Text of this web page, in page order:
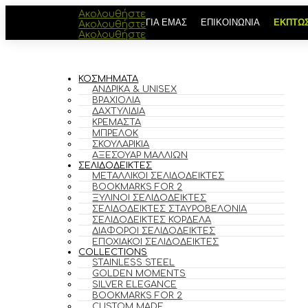
Ακολουθήστε
Ακολουθήστε
Ακολουθήστε
ΓΙΑ ΕΜΑΣ ΕΠΙΚΟΙΝΩΝΙΑ
ΚΟΣΜΗΜΑΤΑ
ΑΝΔΡΙΚΆ & UNISEX
ΒΡΑΧΙΌΛΙΑ
ΔΑΧΤΥΛΊΔΙΑ
ΚΡΕΜΑΣΤΆ
ΜΠΡΕΛΌΚ
ΣΚΟΥΛΑΡΊΚΙΑ
ΑΞΕΣΟΥΆΡ ΜΑΛΛΙΏΝ
ΣΕΛΙΔΟΔΕΙΚΤΕΣ
ΜΕΤΑΛΛΙΚΟΊ ΣΕΛΙΔΟΔΕΊΚΤΕΣ
BOOKMARKS FOR 2
ΞΎΛΙΝΟΙ ΣΕΛΙΔΟΔΕΊΚΤΕΣ
ΣΕΛΙΔΟΔΕΊΚΤΕΣ ΣΤΑΥΡΟΒΕΛΟΝΙΆ
ΣΕΛΙΔΟΔΕΊΚΤΕΣ ΚΟΡΔΈΛΑ
ΔΙΆΦΟΡΟΙ ΣΕΛΙΔΟΔΕΊΚΤΕΣ
ΕΠΟΧΙΑΚΟΊ ΣΕΛΙΔΟΔΕΊΚΤΕΣ
COLLECTIONS
STAINLESS STEEL
GOLDEN MOMENTS
SILVER ELEGANCE
BOOKMARKS FOR 2